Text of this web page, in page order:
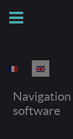
Select your
software